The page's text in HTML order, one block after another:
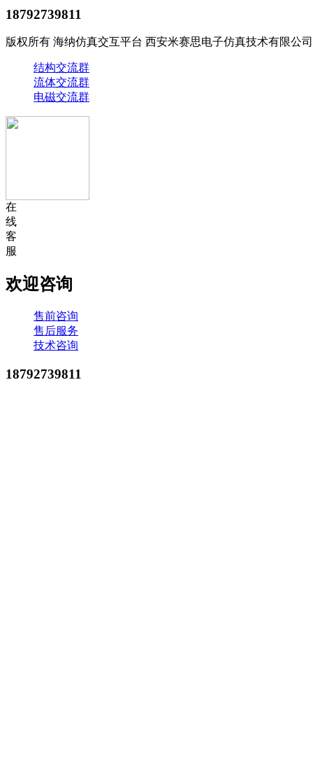
18792739811
版权所有 海纳仿真交互平台 西安米赛思电子仿真技术有限公
结构交流群
流体交流群
电磁交流群
在
线
客
服
欢迎咨询
售前咨询
售后服务
技术咨询
18792739811